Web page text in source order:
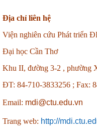
Địa chỉ liên hệ
Viện nghiên cứu Phát triển
Đại học Cần Thơ
Khu II, đường 3-2 , phường
ĐT: 84-710-3833256 ; Fax:
Email: mdi@ctu.edu.vn
Trang web: http://